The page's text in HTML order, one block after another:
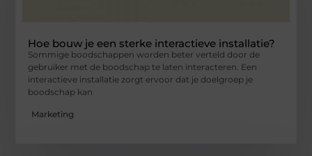
Hoe bouw je een sterke interactieve installatie?
Sommige boodschappen worden beter verteld door de
gebruiker met de boodschap te laten interacteren. Een
interactieve installatie zorgt ervoor dat je doelgroep je
boodschap kan
Marketing